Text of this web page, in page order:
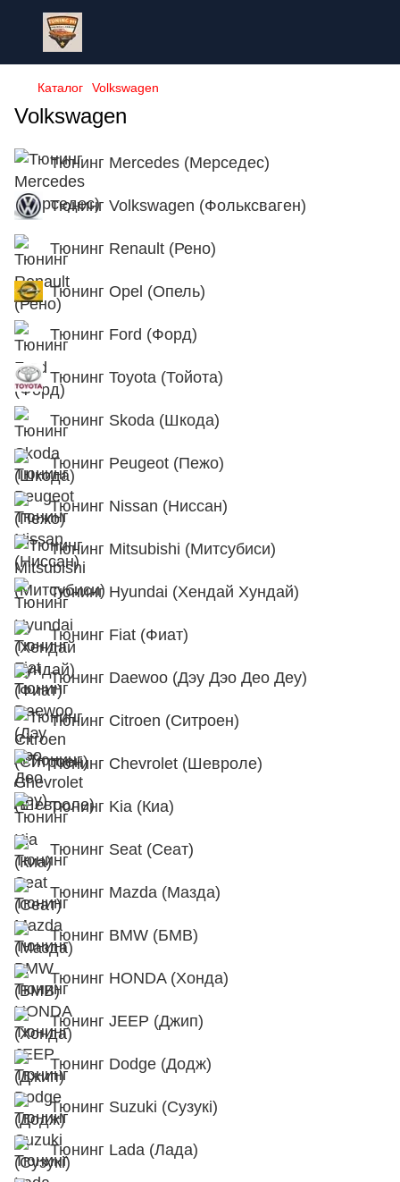
Каталог Volkswagen
Volkswagen
Тюнинг Mercedes (Мерседес)
Тюнинг Volkswagen (Фольксваген)
Тюнинг Renault (Рено)
Тюнинг Opel (Опель)
Тюнинг Ford (Форд)
Тюнинг Toyota (Тойота)
Тюнинг Skoda (Шкода)
Тюнинг Peugeot (Пежо)
Тюнинг Nissan (Ниссан)
Тюнинг Mitsubishi (Митсубиси)
Тюнинг Hyundai (Хендай Хундай)
Тюнинг Fiat (Фиат)
Тюнинг Daewoo (Дэу Дэо Део Деу)
Тюнинг Citroen (Ситроен)
Тюнинг Chevrolet (Шевроле)
Тюнинг Kia (Киа)
Тюнинг Seat (Сеат)
Тюнинг Mazda (Мазда)
Тюнинг BMW (БМВ)
Тюнинг HONDA (Хонда)
Тюнинг JEEP (Джип)
Тюнинг Dodge (Додж)
Тюнинг Suzuki (Сузукі)
Тюнинг Lada (Лада)